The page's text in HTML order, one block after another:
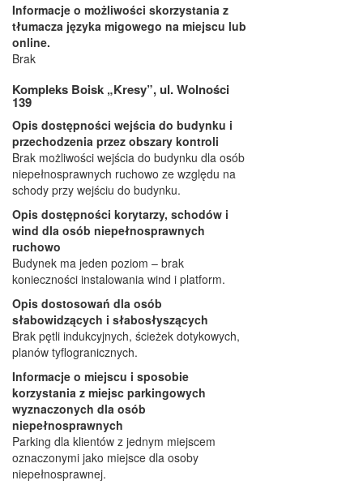
Informacje o możliwości skorzystania z
tłumacza języka migowego na miejscu lub
online.
Brak
Kompleks Boisk „Kresy”, ul. Wolności
139
Opis dostępności wejścia do budynku i
przechodzenia przez obszary kontroli
Brak możliwości wejścia do budynku dla osób
niepełnosprawnych ruchowo ze względu na
schody przy wejściu do budynku.
Opis dostępności korytarzy, schodów i
wind dla osób niepełnosprawnych
ruchowo
Budynek ma jeden poziom – brak
konieczności instalowania wind i platform.
Opis dostosowań dla osób
słabowidzących i słabosłyszących
Brak pętli indukcyjnych, ścieżek dotykowych,
planów tyflogranicznych.
Informacje o miejscu i sposobie
korzystania z miejsc parkingowych
wyznaczonych dla osób
niepełnosprawnych
Parking dla klientów z jednym miejscem
oznaczonymi jako miejsce dla osoby
niepełnosprawnej.